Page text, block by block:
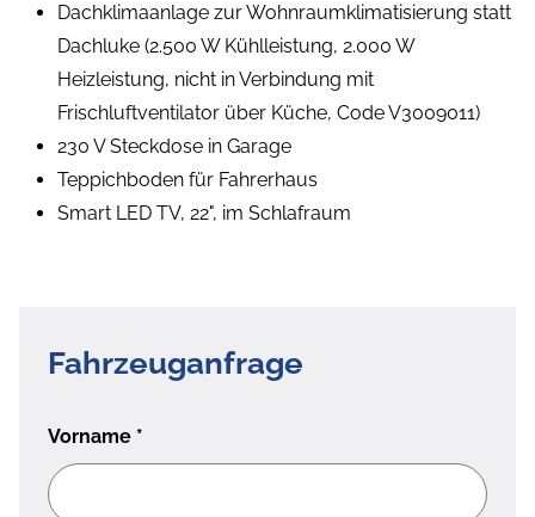
Dachklimaanlage zur Wohnraumklimatisierung statt
Dachluke (2.500 W Kühlleistung, 2.000 W
Heizleistung, nicht in Verbindung mit
Frischluftventilator über Küche, Code V3009011)
230 V Steckdose in Garage
Teppichboden für Fahrerhaus
Smart LED TV, 22", im Schlafraum
Fahrzeuganfrage
Vorname *